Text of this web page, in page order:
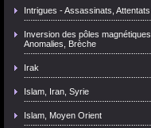
Intrigues - Assassinats, Attentats
Inversion des pôles magnétiques,
Anomalies, Brèche
Irak
Islam, Iran, Syrie
Islam, Moyen Orient